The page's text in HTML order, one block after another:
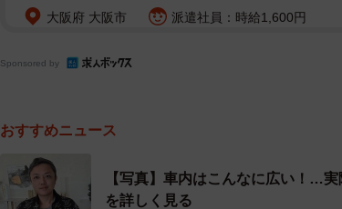
大阪府 大阪市 派遣社員：時給1,600円
Sponsored by
おすすめニュース
【写真】車内はこんなに広い！…
を詳しく見る